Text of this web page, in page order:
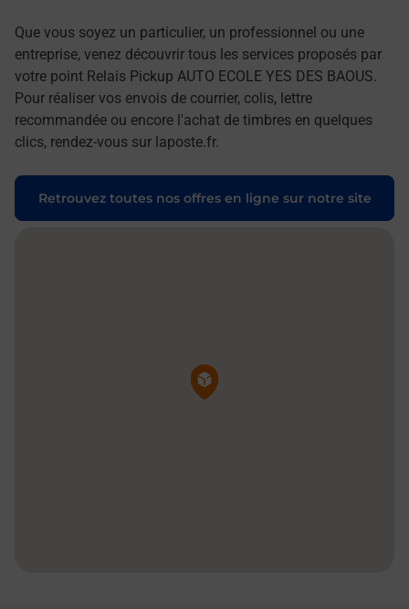
Que vous soyez un particulier, un professionnel ou une
entreprise, venez découvrir tous les services proposés par
votre point Relais Pickup AUTO ECOLE YES DES BAOUS.
Pour réaliser vos envois de courrier, colis, lettre
recommandée ou encore l'achat de timbres en quelques
clics, rendez-vous sur laposte.fr.
Retrouvez toutes nos offres en ligne sur notre site
Pin de la carte